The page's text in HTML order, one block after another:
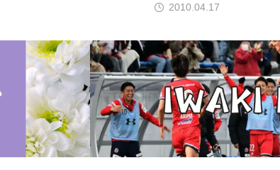
2010.04.17